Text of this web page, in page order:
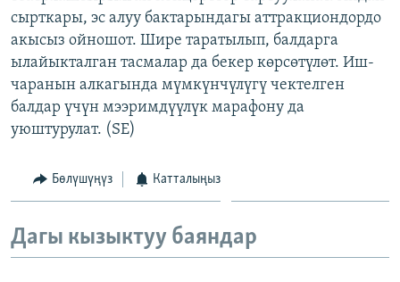
ЭЕ/АРнун бардык сайттары
сырткары, эс алуу бактарындагы аттракциондордо
акысыз ойношот. Шире таратылып, балдарга
ылайыкталган тасмалар да бекер көрсөтүлөт. Иш-
чаранын алкагында мүмкүнчүлүгү чектелген
балдар үчүн мээримдүүлүк марафону да
уюштурулат. (SE)
Бөлүшүңүз Катталыңыз
Дагы кызыктуу баяндар